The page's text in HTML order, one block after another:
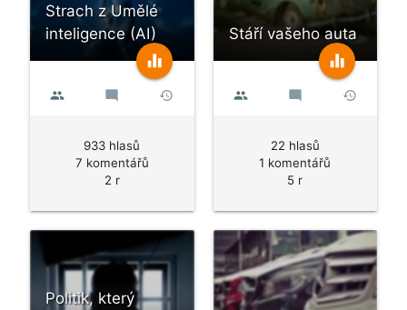
Strach z Umělé
inteligence (AI)
equalizer
people mode_comment history
933 hlasů
7 komentářů
2 r
Stáří vašeho auta
equalizer
people mode_comment history
22 hlasů
1 komentářů
5 r
Politik, který